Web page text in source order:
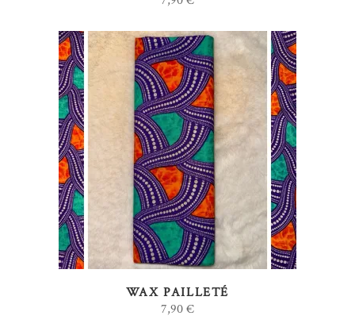
AJOUTER AU PANIER
WAX PAILLETÉ
7,90€